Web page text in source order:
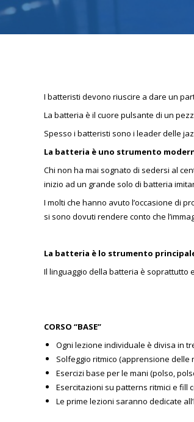
I batteristi devono riuscire a dare un
La batteria è il cuore pulsante di un
Spesso i batteristi sono i leader delle
La batteria è uno strumento
Chi non ha mai sognato di sedersi al
inizio ad un grande solo di batteria
I molti che hanno avuto l’occasione di
si sono dovuti rendere conto che
La batteria è lo strumento
Il linguaggio della batteria è soprattutto
CORSO “BASE”
Ogni lezione individuale è divisa in
Solfeggio ritmico (apprensione
Esercizi base per le mani (polso,
Esercitazioni su patterns ritmici e fill
Le prime lezioni saranno dedicate